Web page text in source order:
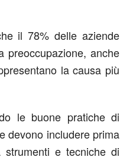
il 78% delle aziende
preoccupazione, anche
la causa più
le buone pratiche di
devono includere prima
e tecniche di